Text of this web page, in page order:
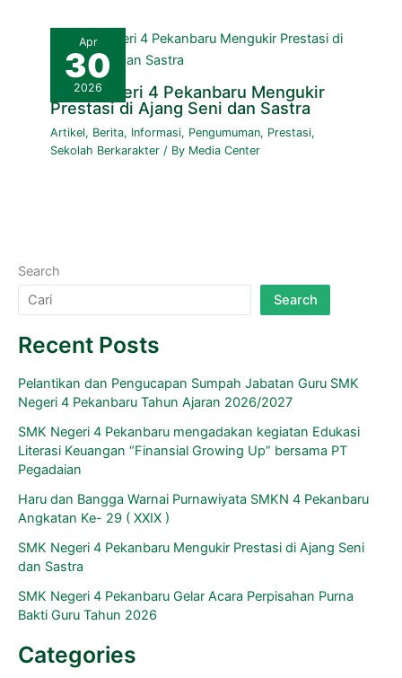
Apr
30
2026
SMK Negeri 4 Pekanbaru Mengukir
Prestasi di Ajang Seni dan Sastra
Artikel, Berita, Informasi, Pengumuman, Prestasi,
Sekolah Berkarakter / By Media Center
Search
Search
Recent Posts
Pelantikan dan Pengucapan Sumpah Jabatan Guru SMK
Negeri 4 Pekanbaru Tahun Ajaran 2026/2027
SMK Negeri 4 Pekanbaru mengadakan kegiatan Edukasi
Literasi Keuangan “Finansial Growing Up” bersama PT
Pegadaian
Haru dan Bangga Warnai Purnawiyata SMKN 4 Pekanbaru
Angkatan Ke- 29 ( XXIX )
SMK Negeri 4 Pekanbaru Mengukir Prestasi di Ajang Seni
dan Sastra
SMK Negeri 4 Pekanbaru Gelar Acara Perpisahan Purna
Bakti Guru Tahun 2026
Categories